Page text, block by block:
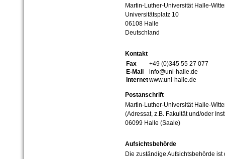
Martin-Luther-Universität Halle-
Universitätsplatz 10
06108 Halle
Deutschland
Kontakt
Fax
+49 (0)345 55 27 077
E-Mail
info@uni-halle.de
Internetwww.uni-halle.de
Postanschrift
Martin-Luther-Universität Halle-
(Adressat, z.B. Fakultät und/oder
06099 Halle (Saale)
Aufsichtsbehörde
Die zuständige Aufsichtsbehörde ist